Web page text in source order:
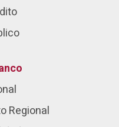
Regional